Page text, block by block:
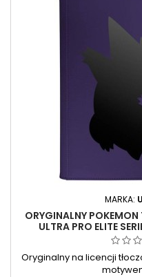
MARKA:
ORYGINALNY
ULTRA PRO ELITE
Oryginalny na licencji